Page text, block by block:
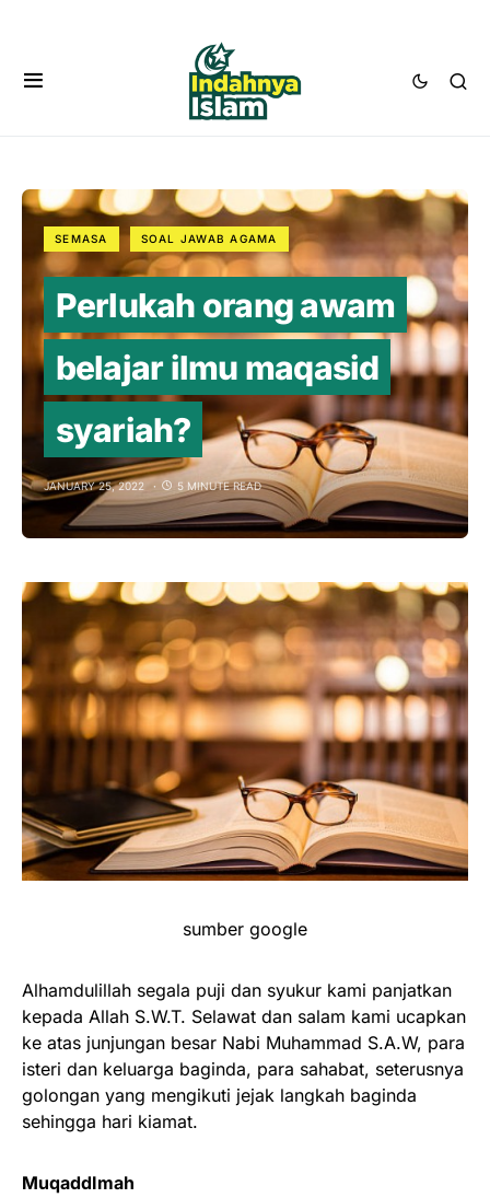
SEMASA SOAL JAWAB AGAMA
Perlukah orang awam
belajar ilmu maqasid
syariah?
JANUARY 25, 2022 5 MINUTE READ
sumber google
Alhamdulillah segala puji dan syukur kami panjatkan
kepada Allah S.W.T. Selawat dan salam kami ucapkan
ke atas junjungan besar Nabi Muhammad S.A.W, para
isteri dan keluarga baginda, para sahabat, seterusnya
golongan yang mengikuti jejak langkah baginda
sehingga hari kiamat.
MuqaddImah